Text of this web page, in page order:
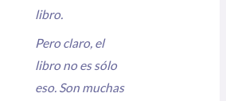
libro.
Pero claro, el
libro no es sólo
eso. Son muchas